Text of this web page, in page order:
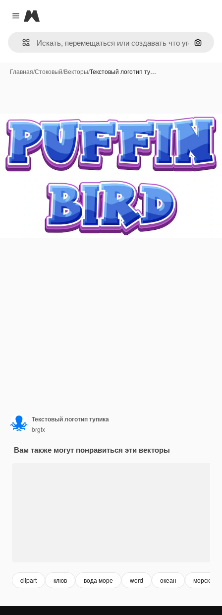
Close menu
Magnific
Поиск
Главная/Стоковый/Векторы/Текстовый логотип ту…
Текстовый логотип тупика
brgfx
Вам также могут понравиться эти векторы
clipart клюв вода море word океан морская